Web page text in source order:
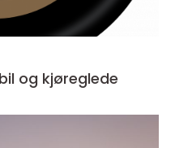
og kjøreglede